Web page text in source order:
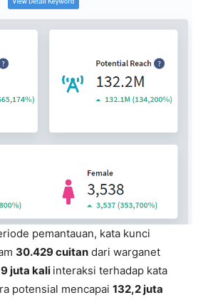
pemantauan, kata kunci
30.429 cuitan dari warganet
juta kali interaksi terhadap kata
potensial mencapai 132,2 juta